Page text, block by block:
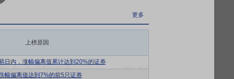
品零售;化妆品批发;消毒剂销售(不含危险化
;广告发布(非广播电台、电视台、报刊出版单
药零售;道路货物运输(不含危险货物);药品批
项目以审批结果为准)。
中国一流的现代农业综合服务商，服务乡村
汽车商贸服务和医药生产销售等，是全国供销
更多
上榜原因
日内，涨幅偏离值累计达到20%的证券
幅偏离值达到7%的前5只证券